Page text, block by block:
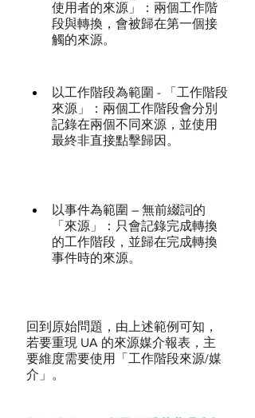
使用者的來源」：兩個工作階
段與轉換，會被歸在第一個接
觸的來源。
以工作階段為範圍 - 「工作階段
來源」：兩個工作階段會分別
記錄在兩個不同來源，並使用
最終非直接點擊歸因。
以事件為範圍 – 無前綴詞的
「來源」：只會記錄完成轉換
的工作階段，並歸在完成轉換
事件時的來源。
回到原始問題，由上述範例可知，
若要重現 UA 的來源媒介報表，主
要維度需要使用「工作階段來源/媒
介」。